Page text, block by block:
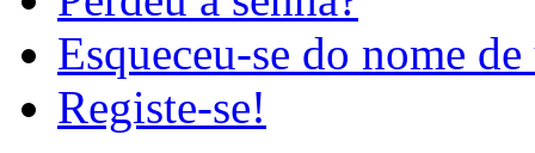
Esqueceu-se do nome
Registe-se!